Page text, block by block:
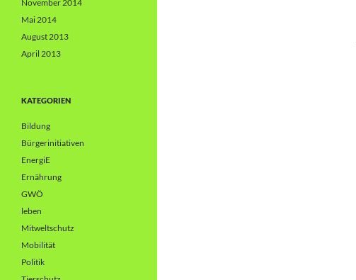
November 2014
Mai 2014
August 2013
April 2013
KATEGORIEN
Bildung
Bürgerinitiativen
EnergiE
Ernährung
GWÖ
leben
Mitweltschutz
Mobilität
Politik